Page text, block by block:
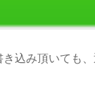
込み頂いても